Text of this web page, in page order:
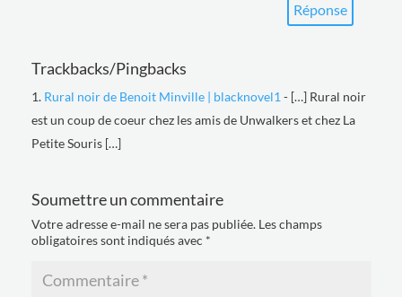
Réponse
Trackbacks/Pingbacks
Rural noir de Benoit Minville | blacknovel1 - […] Rural noir
est un coup de coeur chez les amis de Unwalkers et chez La
Petite Souris […]
Soumettre un commentaire
Votre adresse e-mail ne sera pas publiée. Les champs
obligatoires sont indiqués avec *